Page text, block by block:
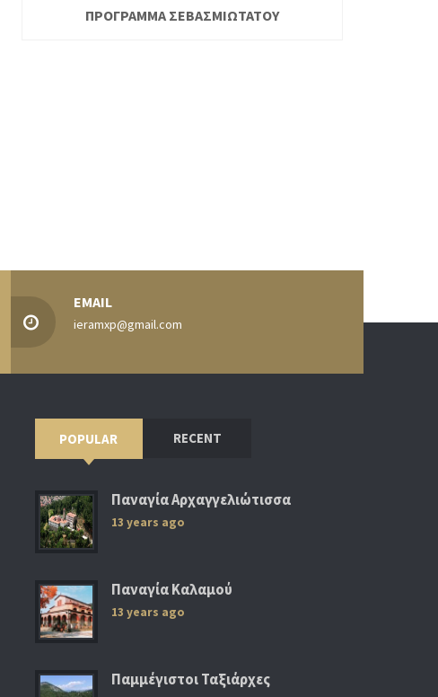
ΠΡΟΓΡΑΜΜΑ ΣΕΒΑΣΜΙΩΤΑΤΟΥ
EMAIL
ieramxp@gmail.com
POPULAR RECENT
Παναγία Αρχαγγελιώτισσα
13 years ago
Παναγία Καλαμού
13 years ago
Παμμέγιστοι Ταξιάρχες